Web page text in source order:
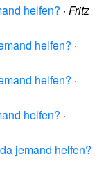
helfen? · Fritz
helfen? ·
helfen? ·
helfen? ·
jemand helfen?